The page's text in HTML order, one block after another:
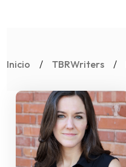
Inicio / TBRWriters /